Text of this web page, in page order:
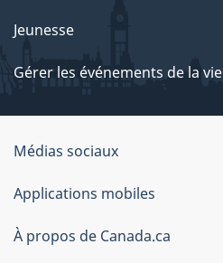
Jeunesse
Gérer les événements de la vie
Organisation
du
gouvernement
du
Médias sociaux
Applications mobiles
À propos de Canada.ca